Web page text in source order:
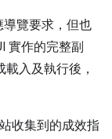
導覽要求，但也
實作的完整副
載入及執行後，
收集到的成效指